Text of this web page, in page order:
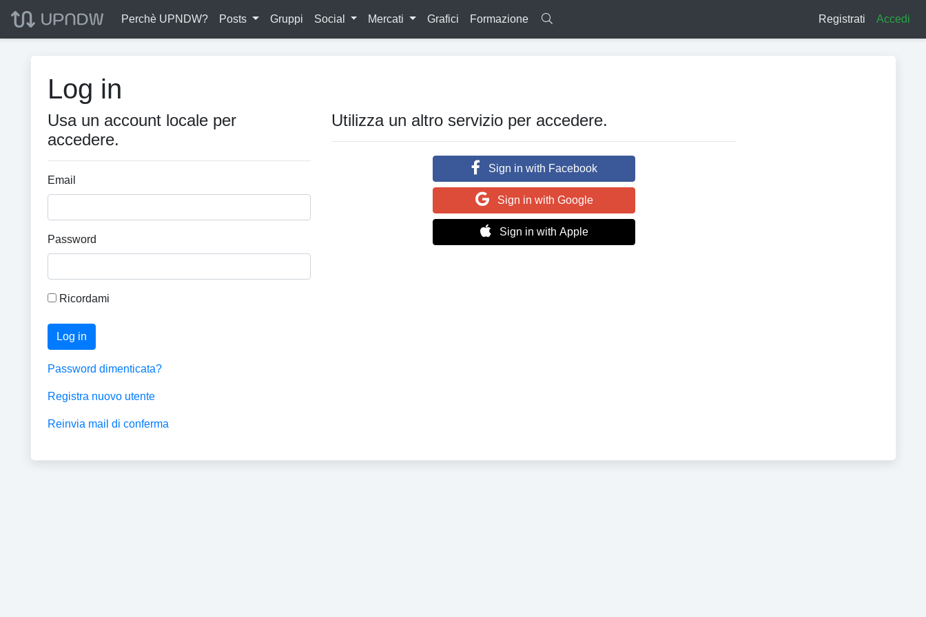
Perchè UPNDW? Posts Gruppi Social Mercati Grafici Formazione Registrati Accedi
Log in
Usa un account locale per
accedere.
Email
Password
Ricordami
Log in
Password dimenticata?
Registra nuovo utente
Reinvia mail di conferma
Utilizza un altro servizio per accedere.
Sign in with Facebook
Sign in with Google
Sign in with Apple